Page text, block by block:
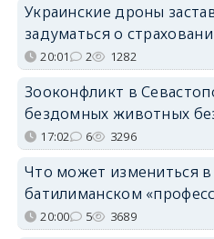
Украинские дроны
задуматься о
20:01 2 1282
Зооконфликт в
бездомных животных
17:02 6 3296
Что может измениться в
батилиманском
20:00 5 3689